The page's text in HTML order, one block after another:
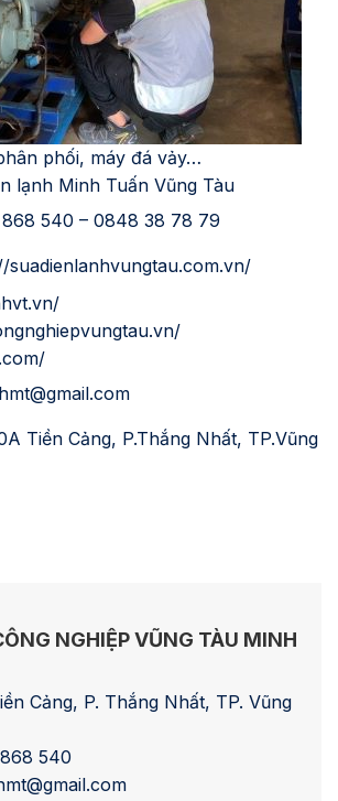
NGHIỆP VŨNG TÀU MINH
Cảng, P. Thắng Nhất, TP. Vũng
540
phối, máy đá vảy…
lạnh Minh Tuấn Vũng Tàu
540 – 0848 38 78 79
suadienlanhvungtau.com.vn/
Tiền Cảng, P.Thắng Nhất, TP.Vũng